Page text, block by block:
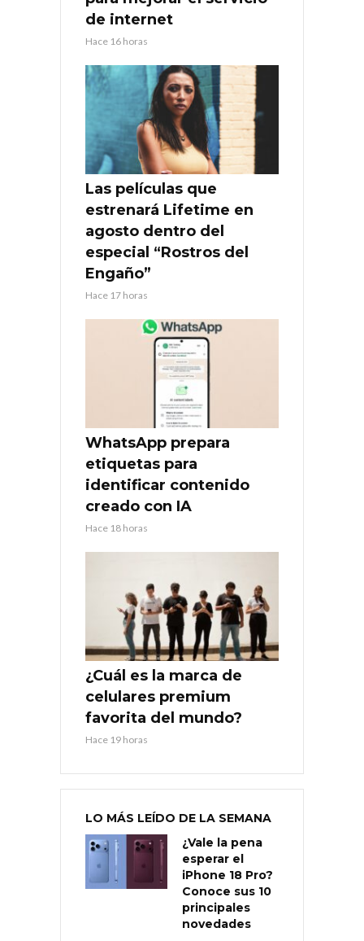
de internet
Hace 16 horas
Las películas que
estrenará Lifetime en
agosto dentro del
especial “Rostros del
Engaño”
Hace 17 horas
WhatsApp prepara
etiquetas para
identificar contenido
creado con IA
Hace 18 horas
¿Cuál es la marca de
celulares premium
favorita del mundo?
Hace 19 horas
LO MÁS LEÍDO DE LA SEMANA
¿Vale la pena
esperar el
iPhone 18 Pro?
Conoce sus 10
principales
novedades